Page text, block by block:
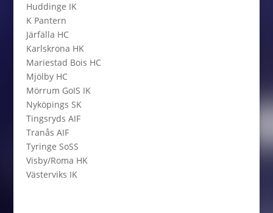
Huddinge IK
K Pantern
Järfälla HC
Karlskrona HK
Mariestad Bois HC
Mjölby HC
Mörrum GoIS IK
Nyköpings SK
Tingsryds AIF
Tranås AIF
Tyringe SoSS
Visby/Roma HK
Västerviks IK